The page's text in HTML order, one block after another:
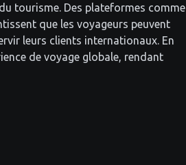
tourisme. Des plateformes comme
que les voyageurs peuvent
leurs clients internationaux. En
de voyage globale, rendant